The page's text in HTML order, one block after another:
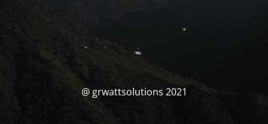
@ grwattsolutions 2021